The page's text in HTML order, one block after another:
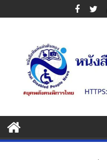
to